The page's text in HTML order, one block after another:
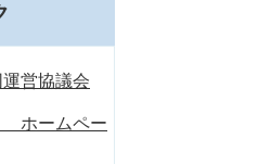
営協議会
ホームペー